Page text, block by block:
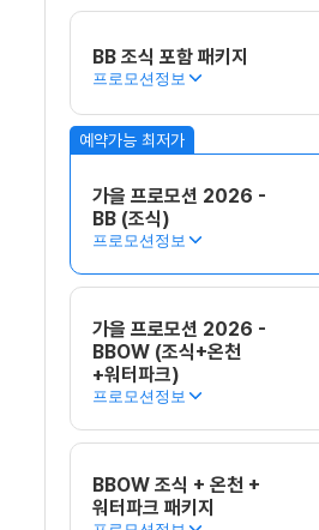
BB 조식 포함 패키지
프로모션정보
가을 프로모션 2026 -
BB (조식)
프로모션정보
가을 프로모션 2026 -
BBOW (조식+온천
+워터파크)
프로모션정보
BBOW 조식 + 온천 +
워터파크 패키지